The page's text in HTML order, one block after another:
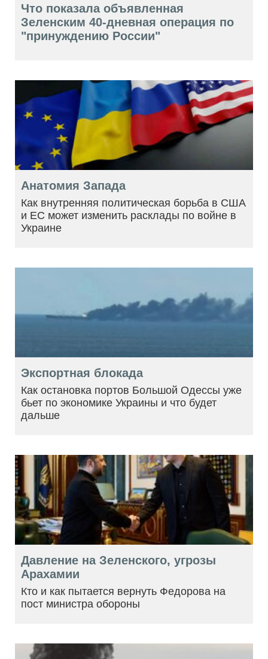
Что показала объявленная
Зеленским 40-дневная операция по
"принуждению России"
Анатомия Запада
Как внутренняя политическая борьба в США
и ЕС может изменить расклады по войне в
Украине
Экспортная блокада
Как остановка портов Большой Одессы уже
бьет по экономике Украины и что будет
дальше
Давление на Зеленского, угрозы
Арахамии
Кто и как пытается вернуть Федорова на
пост министра обороны